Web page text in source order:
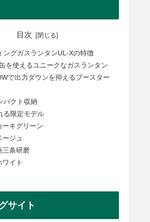
目次
ングガスランタンUL-Xの特徴
を使えるユニークなガスランタン
で出力ダウンを抑えるブースター
パクト収納
る限定モデル
ーキグリーン
ジュ
三条研磨
イト
サイト